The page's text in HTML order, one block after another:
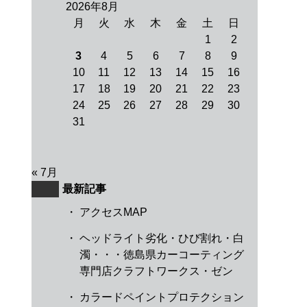
2026年8月
月
火 水 木 金 土
日
1
2
3
4 5 6 7 8
9
10
11 12 13 14 15
16
17
18 19 20 21 22
23
24
25 26 27 28 29
30
31
« 7月
最新記事
・
アクセスMAP
・ ヘッドライト劣化・ひび割れ・白
濁・・・徳島県カーコーティング
専門店クラフトワークス・ゼン
・ カラードペイントプロテクション